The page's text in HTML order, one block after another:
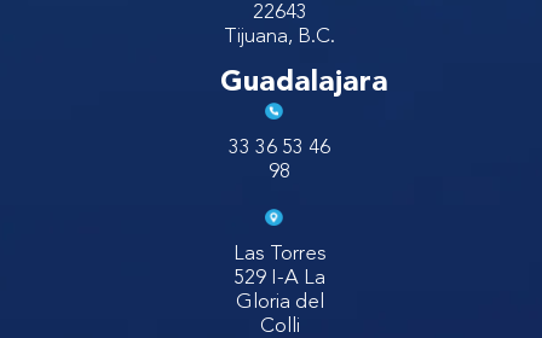
22643
Tijuana, B.C.
Guadalajara
33 36 53 46
98
Las Torres
529 I-A La
Gloria del
Colli